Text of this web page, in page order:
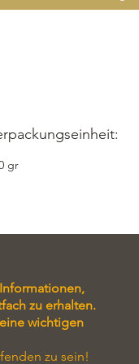
gr
zu erhalten.
wichtigen
zu sein!